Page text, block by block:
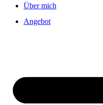
Über mich
Angebot